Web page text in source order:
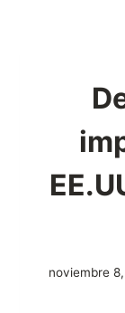
noviembre